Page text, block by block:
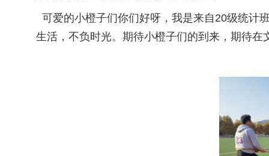
可爱的小橙子们你们好呀，我是来自20级统计
生活，不负时光。期待小橙子们的到来，期待在